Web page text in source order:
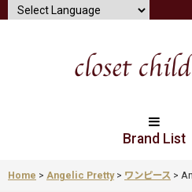
Brand List
Home > Angelic Pretty > ワンピース >